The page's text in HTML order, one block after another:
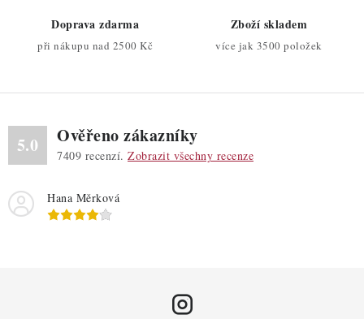
u
Doprava zdarma
při nákupu nad 2500 Kč
Zboží skladem
více jak 3500 položek
5.0 Ověřeno zákazníky
7409 recenzí. Zobrazit všechny recenze
Hana Měrková